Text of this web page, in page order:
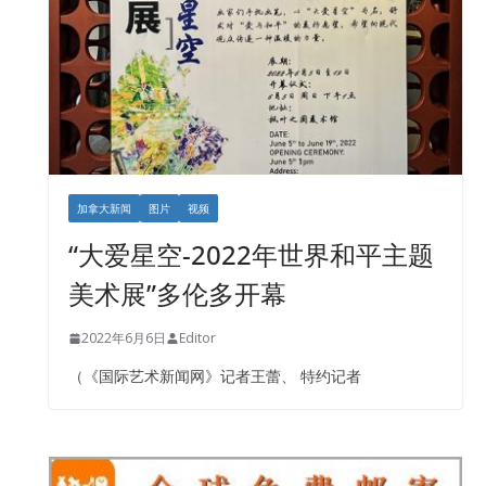
加拿大新闻 图片 视频
“大爱星空-2022年世界和平主题
美术展”多伦多开幕
2022年6月6日 Editor
（《国际艺术新闻网》记者王蕾、 特约记者